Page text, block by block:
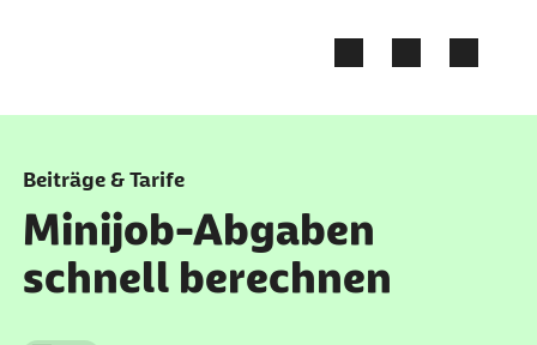
Beiträge & Tarife
Minijob-Abgaben
schnell berechnen